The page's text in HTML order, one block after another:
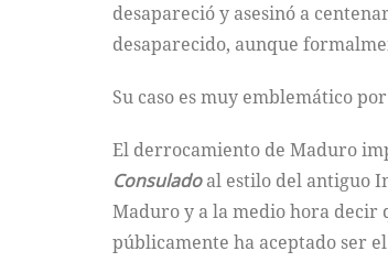
desapareció y asesinó a
desaparecido, aunque
Su caso es muy emblemático
El derrocamiento de Maduro
Consuladoal estilo del antiguo
Maduro y a la medio hora decir
públicamente ha aceptado ser